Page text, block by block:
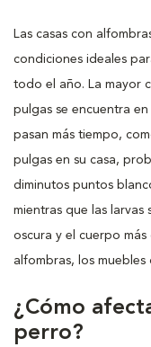
Las casas con
condiciones ideales
todo el año. La mayor
pulgas se encuentra
pasan más tiempo,
pulgas en su casa,
diminutos puntos
mientras que las larvas
oscura y el cuerpo
alfombras, los
¿Cómo
perro?